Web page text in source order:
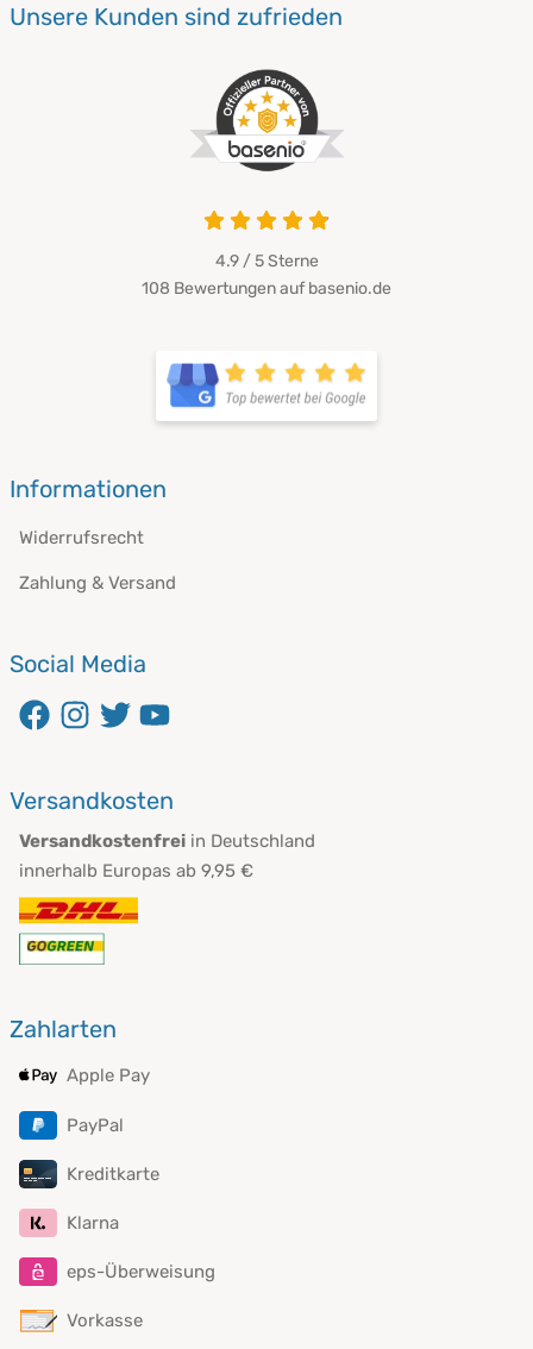
Unsere Kunden sind zufrieden
4.9 von 5
4.9 / 5Sterne
108 Bewertungen auf basenio.de
öffnet in neuem Fenster
Informationen
Widerrufsrecht
Zahlung & Versand
Social Media
öffnet in neuem Fenster
öffnet in neuem Fenster
öffnet in neuem Fenster
Versandkosten
Versandkostenfrei in Deutschland
innerhalb Europas ab 9,95 €
Zahlarten
Apple Pay
PayPal
Kreditkarte
Klarna
eps-Überweisung
Vorkasse